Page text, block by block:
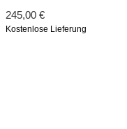
245,00 €
Kostenlose Lieferung